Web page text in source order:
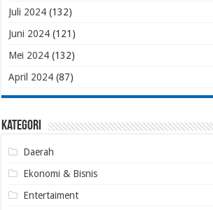
Juli 2024 (132)
Juni 2024 (121)
Mei 2024 (132)
April 2024 (87)
Kategori
Daerah
Ekonomi & Bisnis
Entertaiment